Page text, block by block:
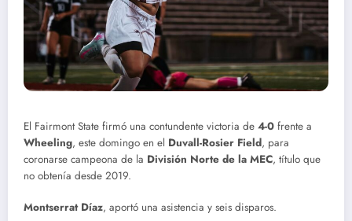
El Fairmont State firmó una contundente victoria de 4-0 frente a
Wheeling, este domingo en el Duvall-Rosier Field, para
coronarse campeona de la División Norte de la MEC, título que
no obtenía desde 2019.
Montserrat Díaz, aportó una asistencia y seis disparos.